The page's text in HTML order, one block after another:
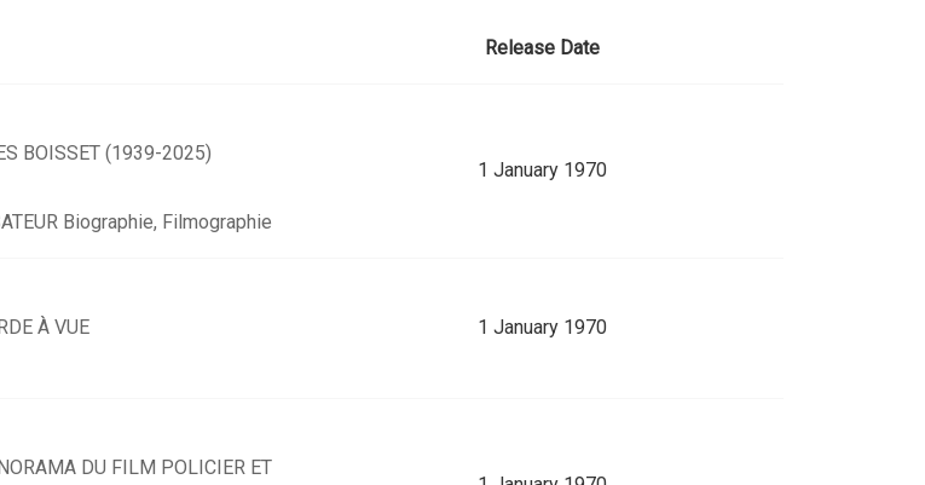
Release Date
BOISSET (1939-2025)
Biographie, Filmographie
1 January 1970
À VUE 1 January 1970
DU FILM POLICIER ET